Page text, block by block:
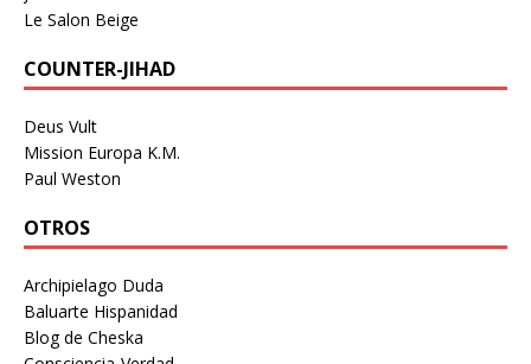
Le Salon Beige
COUNTER-JIHAD
Deus Vult
Mission Europa K.M.
Paul Weston
OTROS
Archipielago Duda
Baluarte Hispanidad
Blog de Cheska